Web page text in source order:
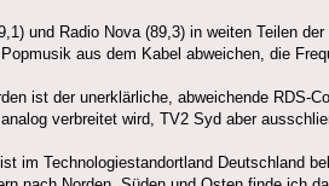
und Radio Nova (89,3) in weiten Teilen
aus dem Kabel abweichen, die
ist der unerklärliche, abweichende RDS-
verbreitet wird, TV2 Syd aber
im Technologiestandortland Deutschland